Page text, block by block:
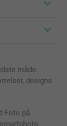
måde.
designs
Foto på